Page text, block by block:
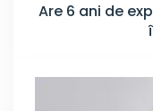
Are 6 ani de